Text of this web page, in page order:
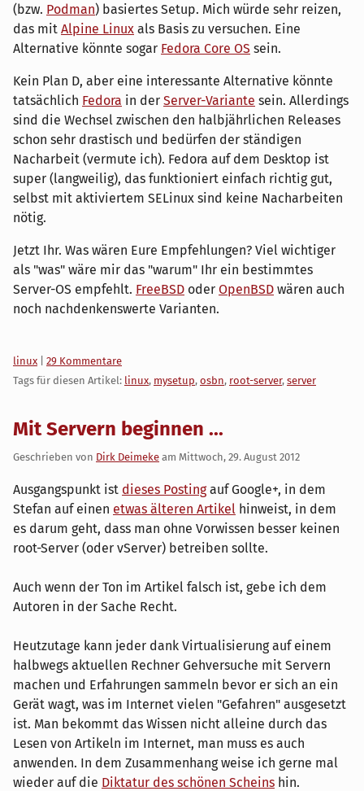
(bzw. Podman) basiertes Setup. Mich würde sehr reizen,
das mit Alpine Linux als Basis zu versuchen. Eine
Alternative könnte sogar Fedora Core OS sein.
Kein Plan D, aber eine interessante Alternative könnte
tatsächlich Fedora in der Server-Variante sein. Allerdings
sind die Wechsel zwischen den halbjährlichen Releases
schon sehr drastisch und bedürfen der ständigen
Nacharbeit (vermute ich). Fedora auf dem Desktop ist
super (langweilig), das funktioniert einfach richtig gut,
selbst mit aktiviertem SELinux sind keine Nacharbeiten
nötig.
Jetzt Ihr. Was wären Eure Empfehlungen? Viel wichtiger
als "was" wäre mir das "warum" Ihr ein bestimmtes
Server-OS empfehlt. FreeBSD oder OpenBSD wären auch
noch nachdenkenswerte Varianten.
Kategorien:
linux
29 Kommentare
Tags für diesen Artikel: linux, mysetup, osbn, root-server, server
Mit Servern beginnen ...
Geschrieben von Dirk Deimeke am Mittwoch, 29. August 2012
Ausgangspunkt ist dieses Postingauf Google+, in dem
Stefan auf einen etwas älteren Artikel hinweist, in dem
es darum geht, dass man ohne Vorwissen besser keinen
root-Server (oder vServer) betreiben sollte.
Auch wenn der Ton im Artikel falsch ist, gebe ich dem
Autoren in der Sache Recht.
Heutzutage kann jeder dank Virtualisierung auf einem
halbwegs aktuellen Rechner Gehversuche mit Servern
machen und Erfahrungen sammeln bevor er sich an ein
Gerät wagt, was im Internet vielen "Gefahren" ausgesetzt
ist. Man bekommt das Wissen nicht alleine durch das
Lesen von Artikeln im Internet, man muss es auch
anwenden. In dem Zusammenhang weise ich gerne mal
wieder auf die Diktatur des schönen Scheins hin.